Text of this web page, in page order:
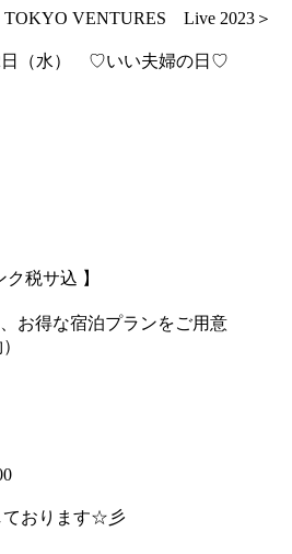
TOKYO VENTURES Live 2023＞
日（水） ♡いい夫婦の日♡
税サ込 】
お得な宿泊プランをご用意
ております☆彡